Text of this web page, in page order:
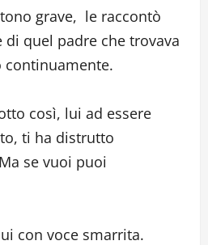
grave, le raccontò
quel padre che trovava
così, lui ad essere
ti ha distrutto
se vuoi puoi
con voce smarrita.